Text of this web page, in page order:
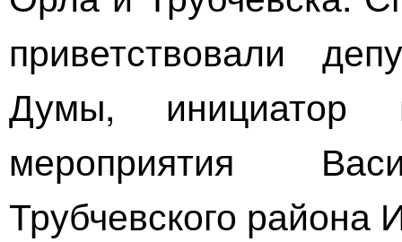
приветствовали
Думы, инициатор
мероприятия
Трубчевского района